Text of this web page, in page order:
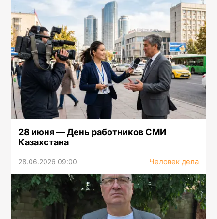
28 июня — День работников СМИ
Казахстана
28.06.2026 09:00 Человек дела